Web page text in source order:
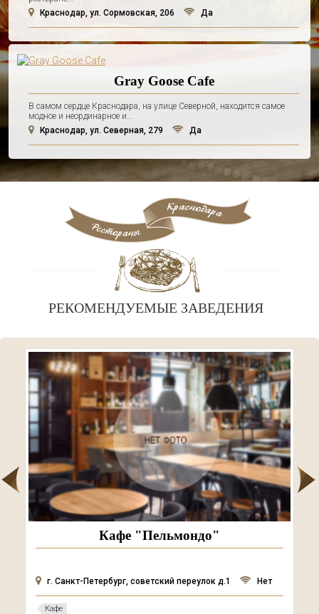
Краснодар, ул. Сормовская, 206
Да
Gray Goose Cafe
В самом сердце Краснодара, на улице Северной, находится самое
модное и неординарное и...
Краснодар, ул. Северная, 279
Да
РЕКОМЕНДУЕМЫЕ ЗАВЕДЕНИЯ
Кафе "Пельмондо"
г. Санкт-Петербург, советский переулок д.1 Нет
Кафе